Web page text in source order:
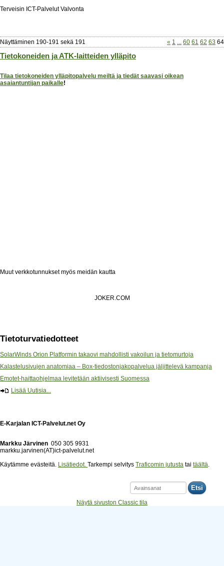
Terveisin ICT-Palvelut Valvonta
« 1 60 61 62 63 64
Näyttäminen 190-191 sekä 191
Tietokoneiden ja ATK-laitteiden ylläpito
Tilaa tietokoneiden ylläpitopalvelu meiltä ja tiedät saavasi oikean
asaiantuntijan paikalle!
Muut verkkotunnukset myös meidän kautta
JOKER.COM
Tietoturvatiedotteet
SolarWinds Orion Platformin takaovi mahdollisti vakoilun ja tietomurtoja
Kalastelusivujen anatomiaa – Box-tiedostonjakopalvelua jäljittelevä kampanja
Emotet-haittaohjelmaa levitetään aktiivisesti Suomessa
Lisää Uutisia...
E-Karjalan ICT-Palvelut.net Oy
Markku Järvinen 050 305 9931
markku.jarvinen(AT)ict-palvelut.net
Käytämme evästeitä. Lisätiedot. Tarkempi selvitys Traficomin jutusta tai täältä
Etsi
Näytä sivuston Classic tila